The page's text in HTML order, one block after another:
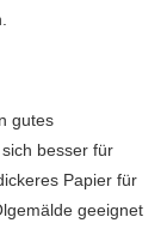
gutes
besser für
Papier für
geeignet